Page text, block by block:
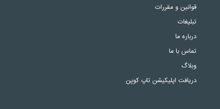
قوانین و مقررات
تبلیغات
درباره ما
تماس با ما
وبلاگ
دریافت اپلیکیشن تاپ کوپن